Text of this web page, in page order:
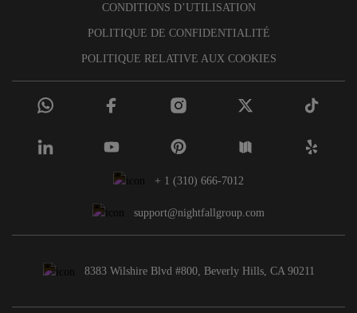
CONDITIONS D’UTILISATION
POLITIQUE DE CONFIDENTIALITÉ
POLITIQUE RELATIVE AUX COOKIES
+ 1 (310) 666-7012
support@nightfallgroup.com
8383 Wilshire Blvd #800, Beverly Hills, CA 90211